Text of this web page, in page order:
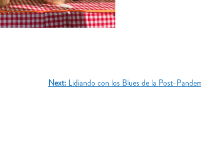
Next: Lidiando con los Blues de la Post-